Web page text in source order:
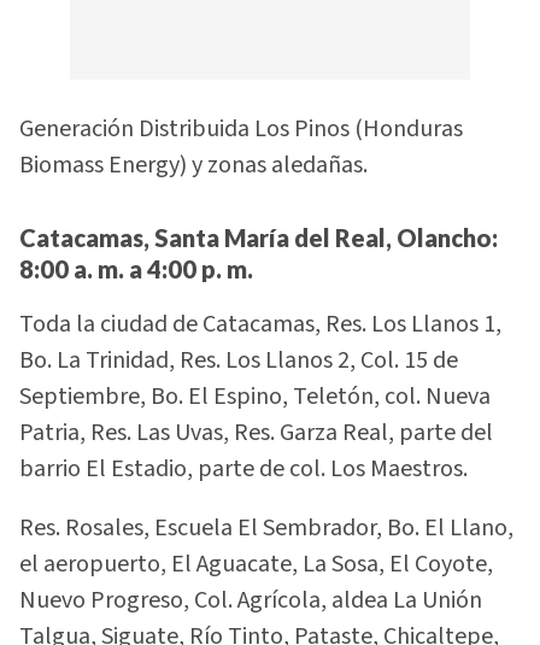
Generación Distribuida Los Pinos (Honduras
Biomass Energy) y zonas aledañas.
Catacamas, Santa María del Real, Olancho:
8:00 a. m. a 4:00 p. m.
Toda la ciudad de Catacamas, Res. Los Llanos 1,
Bo. La Trinidad, Res. Los Llanos 2, Col. 15 de
Septiembre, Bo. El Espino, Teletón, col. Nueva
Patria, Res. Las Uvas, Res. Garza Real, parte del
barrio El Estadio, parte de col. Los Maestros.
Res. Rosales, Escuela El Sembrador, Bo. El Llano,
el aeropuerto, El Aguacate, La Sosa, El Coyote,
Nuevo Progreso, Col. Agrícola, aldea La Unión
Talgua, Siguate, Río Tinto, Pataste, Chicaltepe,